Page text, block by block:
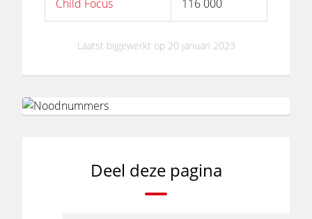
Child Focus 116 000
Laatst bijgewerkt op 20 januari 2023
Deel deze pagina